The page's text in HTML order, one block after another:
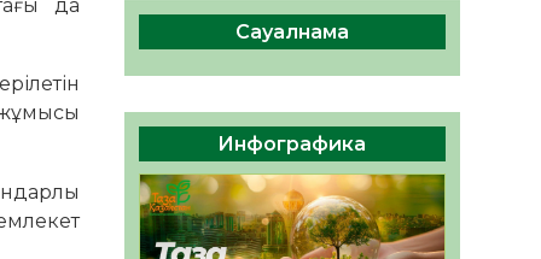
да
Руслан Рүстемұлы облыс
әкімінің кеңесшісі болып
тағайындалды
05.08.2026
41 0
Сауалнама
Инфографика